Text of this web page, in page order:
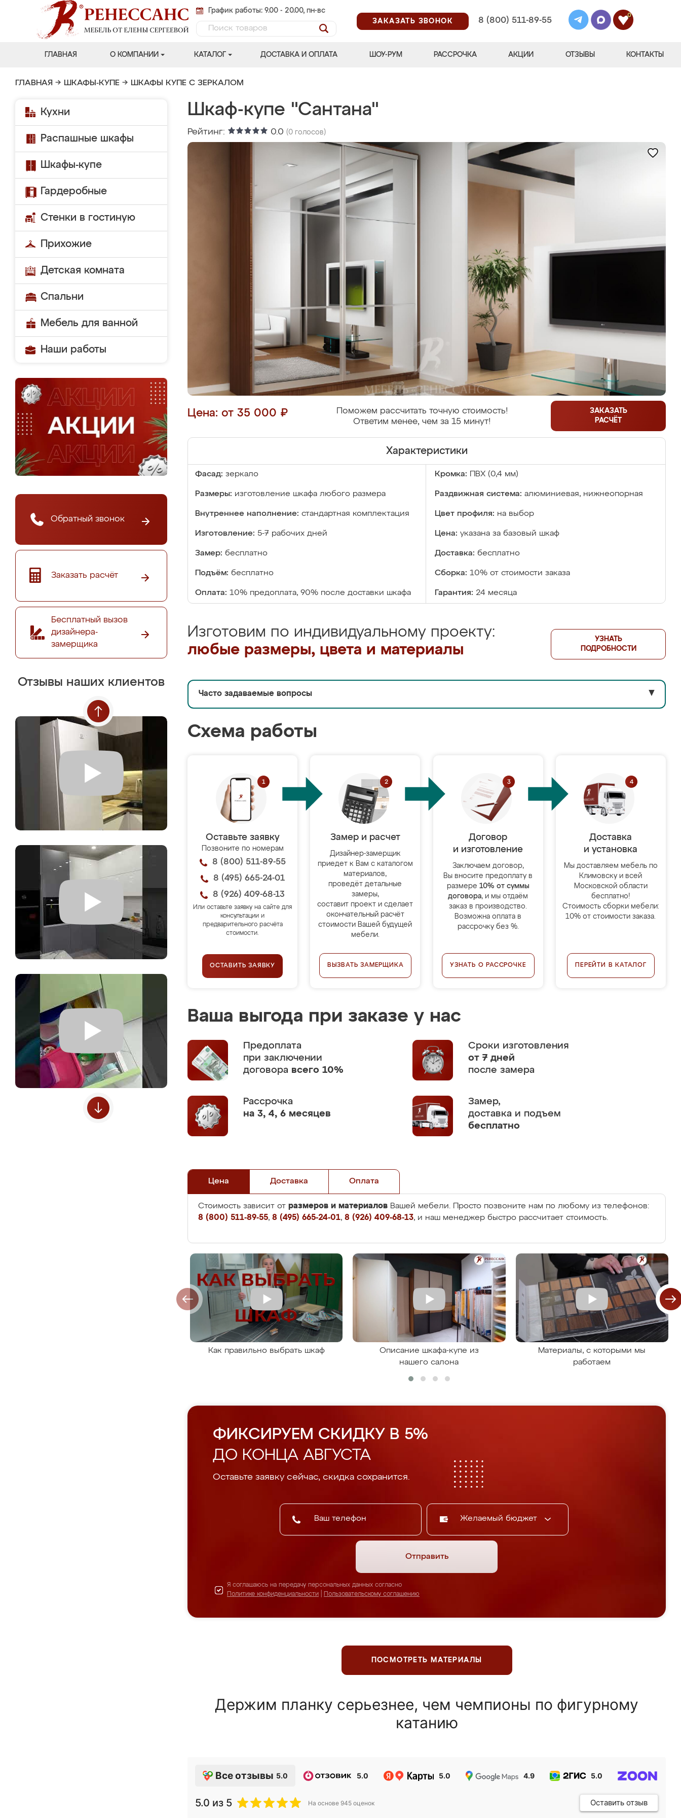
График работы: 9.00 - 20.00, пн-вс
ЗАКАЗАТЬ ЗВОНОК
8 (800) 511-89-55
0
ГЛАВНАЯ О КОМПАНИИ КАТАЛОГ ДОСТАВКА И ОПЛАТА ШОУ-РУМ РАССРОЧКА АКЦИИ ОТЗЫВЫ КОНТАКТЫ
ГЛАВНАЯ → ШКАФЫ-КУПЕ → ШКАФЫ КУПЕ С ЗЕРКАЛОМ
Кухни
Распашные шкафы
Шкафы-купе
Гардеробные
Стенки в гостиную
Прихожие
Детская комната
Спальни
Мебель для ванной
Наши работы
Обратный звонок
Заказать расчёт
Бесплатный вызов
дизайнера-
замерщика
Отзывы наших клиентов
Шкаф-купе "Сантана"
Рейтинг: 0.0 (0 голосов)
Цена: от 35 000 ₽
Поможем рассчитать точную стоимость!
Ответим менее, чем за 15 минут!
ЗАКАЗАТЬ
РАСЧЁТ
Характеристики
Фасад: зеркало Кромка: ПВХ (0,4 мм)
Размеры: изготовление шкафа любого размера Раздвижная система: алюминиевая, нижнеопорная
Внутреннее наполнение: стандартная комплектация Цвет профиля: на выбор
Изготовление: 5-7 рабочих дней Цена: указана за базовый шкаф
Замер: бесплатно Доставка: бесплатно
Подъём: бесплатно Сборка: 10% от стоимости заказа
Оплата: 10% предоплата, 90% после доставки шкафа Гарантия: 24 месяца
Изготовим по индивидуальному проекту:
любые размеры, цвета и материалы
УЗНАТЬ
ПОДРОБНОСТИ
Часто задаваемые вопросы ▼
Схема работы
Оставьте заявку
Позвоните по номерам
8 (800) 511-89-55
8 (495) 665-24-01
8 (926) 409-68-13
Или оставьте заявку на сайте для
консультации и
предварительного расчёта
стоимости.
ОСТАВИТЬ ЗАЯВКУ
Замер и расчет
Дизайнер-замерщик
приедет к Вам с каталогом
материалов,
проведёт детальные
замеры,
составит проект и сделает
окончательный расчёт
стоимости Вашей будущей
мебели.
ВЫЗВАТЬ ЗАМЕРЩИКА
Договор
и изготовление
Заключаем договор,
Вы вносите предоплату в
размере 10% от суммы
договора, и мы отдаём
заказ в производство.
Возможна оплата в
рассрочку без %.
УЗНАТЬ О РАССРОЧКЕ
Доставка
и установка
Мы доставляем мебель по
Климовску и всей
Московской области
бесплатно!
Стоимость сборки мебели:
10% от стоимости заказа.
ПЕРЕЙТИ В КАТАЛОГ
Ваша выгода при заказе у нас
Предоплата
при заключении
договора всего 10%
Сроки изготовления
от 7 дней
после замера
Рассрочка
на 3, 4, 6 месяцев
Замер,
доставка и подъем
бесплатно
Цена Доставка Оплата
Стоимость зависит от размеров и материалов Вашей мебели. Просто позвоните нам по любому из телефонов:
8 (800) 511-89-55, 8 (495) 665-24-01, 8 (926) 409-68-13, и наш менеджер быстро рассчитает стоимость.
Как правильно выбрать шкаф
Описание шкафа-купе из
нашего салона
Материалы, с которыми мы
работаем
ФИКСИРУЕМ СКИДКУ В 5%
ДО КОНЦА АВГУСТА
Оставьте заявку сейчас, скидка сохранится.
Желаемый бюджет
Отправить
Я соглашаюсь на передачу персональных данных согласно
Политике конфиденциальности
Пользовательскому соглашению
ПОСМОТРЕТЬ МАТЕРИАЛЫ
Держим планку серьезнее, чем чемпионы по фигурному
катанию
Все отзывы 5.0 5.0 5.0 4.9 5.0
5.0 из 5 На основе 945 оценок Оставить отзыв